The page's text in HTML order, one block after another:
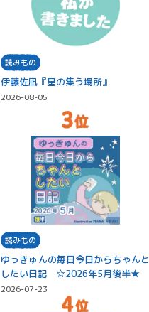
読みもの
伊藤佐凪『星の集う場所』
2026-08-05
読みもの
ゆっきゅんの毎日今日からちゃんと
したい日記 ☆2026年5月後半★
2026-07-23